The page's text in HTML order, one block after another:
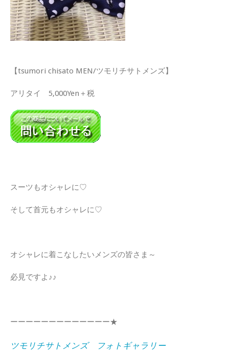
【tsumori chisato MEN/ツモリチサトメンズ】
アリタイ 5,000Yen＋税
スーツもオシャレに♡
そして首元もオシャレに♡
オシャレに着こなしたいメンズの皆さま～
必見ですよ♪♪
ーーーーーーーーーーーーー★
ツモリチサトメンズ フォトギャラリー